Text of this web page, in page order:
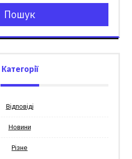
Пошук
Категорії
Відповіді
Новини
Різне